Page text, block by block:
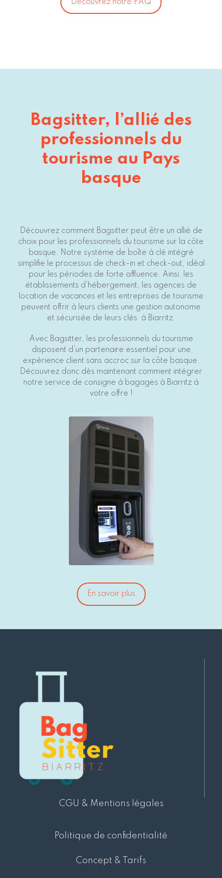
Découvrez notre FAQ
Bagsitter, l’allié des
professionnels du
tourisme au Pays
basque
Découvrez comment Bagsitter peut être un allié de
choix pour les professionnels du tourisme sur la côte
basque. Notre système de boîte à clé intégré
simplifie le processus de check-in et check-out, idéal
pour les périodes de forte affluence. Ainsi, les
établissements d’hébergement, les agences de
location de vacances et les entreprises de tourisme
peuvent offrir à leurs clients une gestion autonome
et sécurisée de leurs clés à Biarritz.
Avec Bagsitter, les professionnels du tourisme
disposent d’un partenaire essentiel pour une
expérience client sans accroc sur la côte basque.
Découvrez donc dès maintenant comment intégrer
notre service de consigne à bagages à Biarritz à
votre offre !
En savoir plus
CGU & Mentions légales
Politique de confidentialité
Concept & Tarifs